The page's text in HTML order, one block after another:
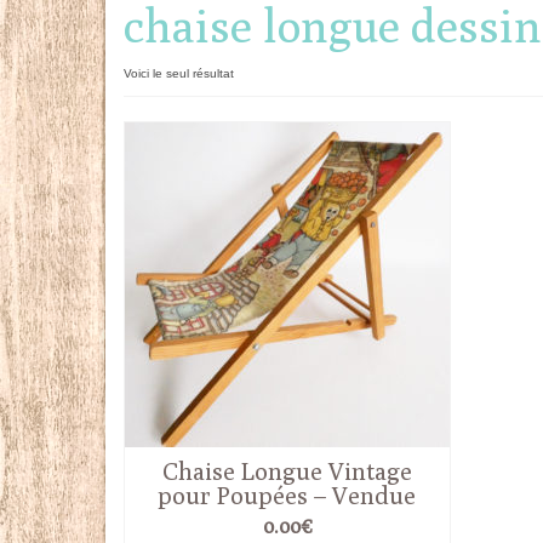
chaise longue
Voici le seul résultat
Chaise Longue Vintage
pour Poupées – Vendue
0.00€